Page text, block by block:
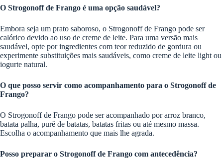
O Strogonoff de Frango é uma opção saudável?
Embora seja um prato saboroso, o Strogonoff de Frango pode ser
calórico devido ao uso de creme de leite. Para uma versão mais
saudável, opte por ingredientes com teor reduzido de gordura ou
experimente substituições mais saudáveis, como creme de leite light ou
iogurte natural.
O que posso servir como acompanhamento para o Strogonoff de
Frango?
O Strogonoff de Frango pode ser acompanhado por arroz branco,
batata palha, purê de batatas, batatas fritas ou até mesmo massa.
Escolha o acompanhamento que mais lhe agrada.
Posso preparar o Strogonoff de Frango com antecedência?